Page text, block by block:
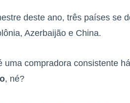
deste ano, três países se
Azerbaijão e China.
uma compradora consistente
, né?